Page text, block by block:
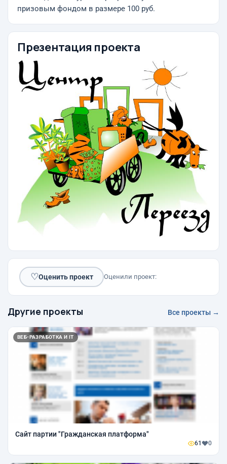
призовым фондом в размере 100 руб.
Презентация проекта
♡Оценить проект Оценили проект:
Другие проекты Все проекты →
ВЕБ-РАЗРАБОТКА И IT
Сайт партии "Гражданская платформа"
61 0